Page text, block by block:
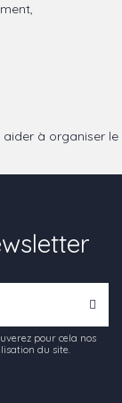
à organiser le
pour cela nos
du site.